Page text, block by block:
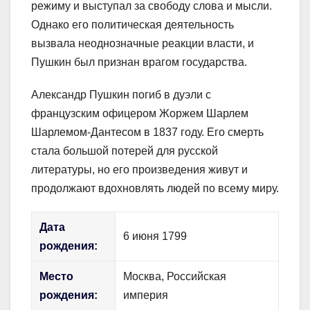
режиму и выступал за свободу слова и мысли.
Однако его политическая деятельность
вызвала неоднозначные реакции власти, и
Пушкин был признан врагом государства.
Александр Пушкин погиб в дуэли с
французским офицером Жоржем Шарлем
Шарлемом-Дантесом в 1837 году. Его смерть
стала большой потерей для русской
литературы, но его произведения живут и
продолжают вдохновлять людей по всему миру.
Дата
рождения:
6 июня 1799
Место
рождения:
Москва, Российская
империя